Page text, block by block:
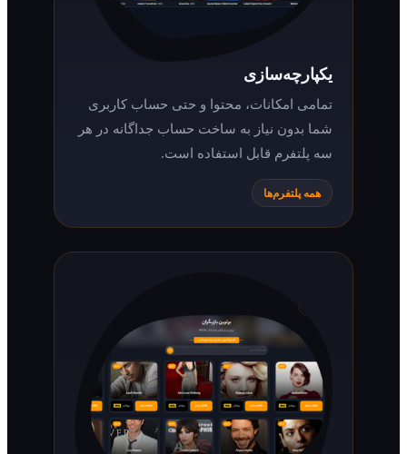
یکپارچه‌سازی
تمامی امکانات، محتوا و حتی حساب کاربری
شما بدون نیاز به ساخت حساب جداگانه در هر
سه پلتفرم قابل استفاده است.
همه پلتفرم‌ها